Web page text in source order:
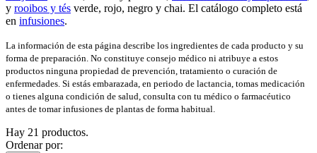
y rooibos y tés verde, rojo, negro y chai. El catálogo completo está
en infusiones.
La información de esta página describe los ingredientes de cada producto y su
forma de preparación. No constituye consejo médico ni atribuye a estos
productos ninguna propiedad de prevención, tratamiento o curación de
enfermedades. Si estás embarazada, en periodo de lactancia, tomas medicación
o tienes alguna condición de salud, consulta con tu médico o farmacéutico
antes de tomar infusiones de plantas de forma habitual.
Hay 21 productos.
Ordenar por: